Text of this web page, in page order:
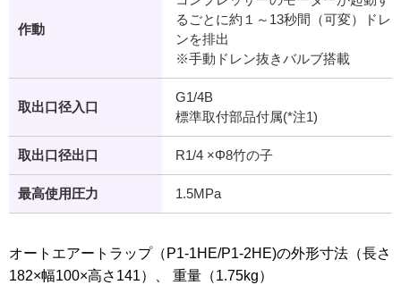
作動
るごとに約１～13秒間（可変）ドレ
ンを排出
※手動ドレン抜きバルブ搭載
取出口径入口
G1/4B
標準取付部品付属(*注1)
取出口径出口 R1/4 ×Φ8竹の子
最高使用圧力 1.5MPa
オートエアートラップ（P1-1HE/P1-2HE)の外形寸法（長さ
182×幅100×高さ141）、 重量（1.75kg）